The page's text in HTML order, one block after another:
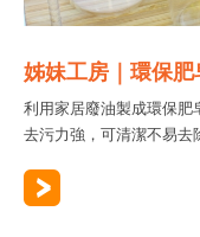
姊妹工房｜環保肥
利用家居廢油製成環保肥
去污力強，可清潔不易去